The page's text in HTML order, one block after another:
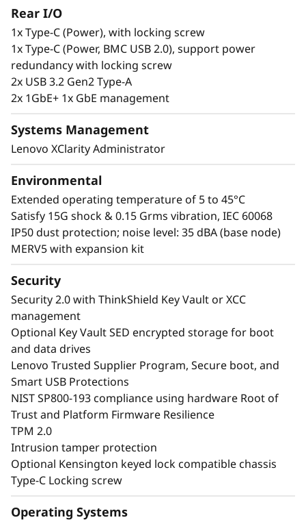
mediante excepcionales velocidades de
conexión opcional con cable de 1G o 10G. Este
servidor compacto y fiables está diseñado para
manejar distintas cargas de trabajo Edge.
Puede configurarse, activarse, gestionarse e
incluso desbloquearse remotamente en caso
de intrusión utilizando ThinkShield Key Vault
Portal y su app de usuario.
Rear I/O
1x Type-C (Power), with locking screw
1x Type-C (Power, BMC USB 2.0), support power
redundancy with locking screw
2x USB 3.2 Gen2 Type-A
2x 1GbE+ 1x GbE management
Systems Management
Lenovo XClarity Administrator
Environmental
Extended operating temperature of 5 to 45°C
Satisfy 15G shock & 0.15 Grms vibration, IEC 60068
IP50 dust protection; noise level: 35 dBA (base node)
MERV5 with expansion kit
Security
Security 2.0 with ThinkShield Key Vault or XCC
management
Optional Key Vault SED encrypted storage for boot
and data drives
Lenovo Trusted Supplier Program, Secure boot, and
Smart USB Protections
NIST SP800-193 compliance using hardware Root of
Trust and Platform Firmware Resilience
TPM 2.0
Intrusion tamper protection
Optional Kensington keyed lock compatible chassis
Type-C Locking screw
Operating Systems